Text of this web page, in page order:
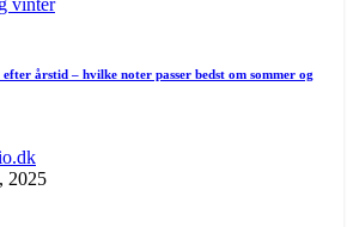
årstid – hvilke noter passer bedst om sommer og
2025